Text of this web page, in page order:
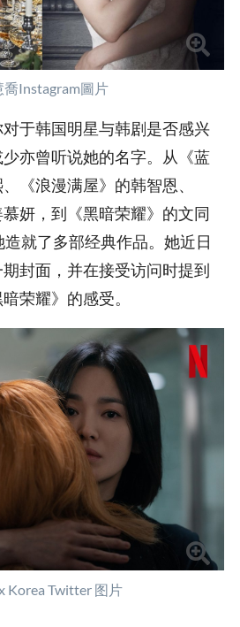
喬Instagram圖片
于韩国明星与韩剧是否感兴
亦曾听说她的名字。从《蓝
《浪漫满屋》的韩智恩、
慕妍，到《黑暗荣耀》的文同
就了多部经典作品。她近日
封面，并在接受访问时提到
荣耀》的感受。
Korea Twitter 图片